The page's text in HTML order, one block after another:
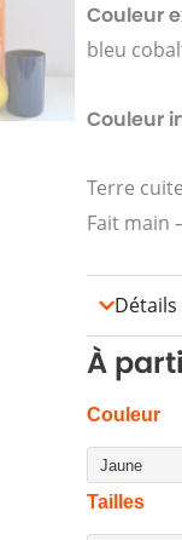
Couleur
bleu
Couleur
Terre
Fait main
À
Couleur
Tailles
Vases
TERRA
ποσότητα